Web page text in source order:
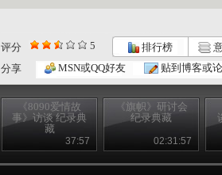
评分 5 排行榜
分享
MSN或QQ好友 贴到博客或
《8090爱情故
事》访谈 纪录典
藏
37:57
《旗帜》研讨会
纪录典藏
02:31:57